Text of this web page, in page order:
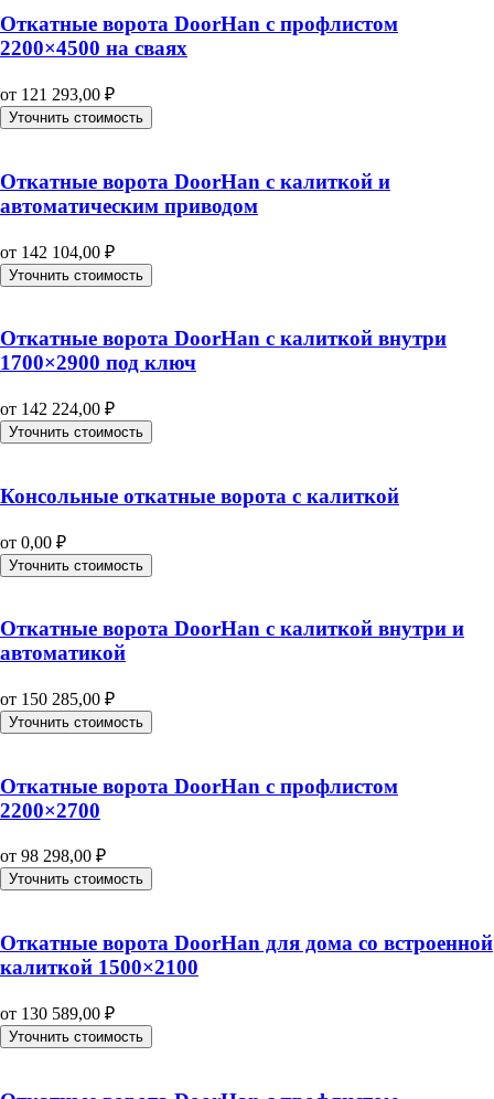
Откатные ворота DoorHan с профлистом
2200×4500 на сваях
от 121 293,00 ₽
Уточнить стоимость
Откатные ворота DoorHan с калиткой и
автоматическим приводом
от 142 104,00 ₽
Уточнить стоимость
Откатные ворота DoorHan с калиткой внутри
1700×2900 под ключ
от 142 224,00 ₽
Уточнить стоимость
Консольные откатные ворота с калиткой
от 0,00 ₽
Уточнить стоимость
Откатные ворота DoorHan с калиткой внутри и
автоматикой
от 150 285,00 ₽
Уточнить стоимость
Откатные ворота DoorHan с профлистом
2200×2700
от 98 298,00 ₽
Уточнить стоимость
Откатные ворота DoorHan для дома со встроенной
калиткой 1500×2100
от 130 589,00 ₽
Уточнить стоимость